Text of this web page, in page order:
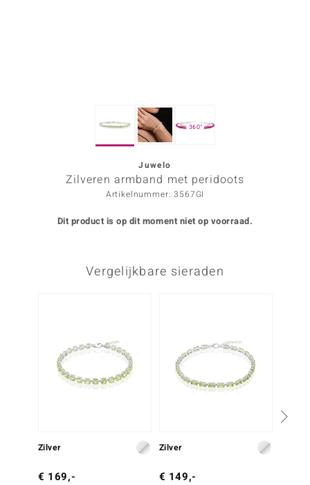
Collection
360°
Juwelo
Zilveren armband met peridoots
Artikelnummer: 3567GI
Dit product is op dit moment niet op voorraad.
Vergelijkbare sieraden
Zilver
€ 169,-
Zilver
€ 149,-